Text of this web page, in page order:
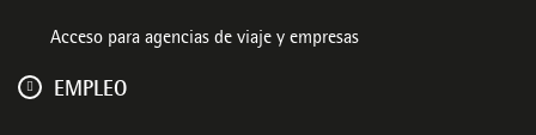
Acceso para agencias de viaje y empresas
EMPLEO